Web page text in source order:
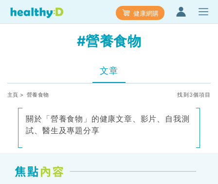
健康網購
#營養食物
文章
主頁 > 營養食物 找到3個項目
關於「營養食物」的健康文章、影片、自我測
試、醫生及專題分享